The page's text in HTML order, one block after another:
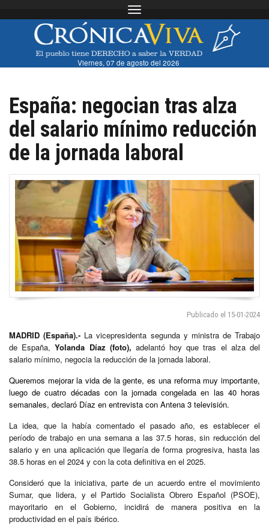
Toggle navigation
Viernes, 07 de agosto del 2026
España: negocian tras alza
del salario mínimo reducción
de la jornada laboral
Publicado el 15-01-2024
MADRID (España).- La vicepresidenta segunda y ministra de Trabajo
de España,Yolanda Díaz (foto), adelantó hoy que tras el alza del
salario mínimo, negocia la reducción de la jornada laboral.
Queremos mejorar la vida de la gente, es una reforma muy importante,
luego de cuatro décadas con la jornada congelada en las 40 horas
semanales, declaró Díaz en entrevista con Antena 3 televisión.
La idea, que la había comentado el pasado año, es establecer el
período de trabajo en una semana a las 37.5 horas, sin reducción del
salario y en una aplicación que llegaría de forma progresiva, hasta las
38.5 horas en el 2024 y con la cota definitiva en el 2025.
Consideró que la iniciativa, parte de un acuerdo entre el movimiento
Sumar, que lidera, y el Partido Socialista Obrero Español (PSOE),
mayoritario en el Gobierno, incidirá de manera positiva en la
productividad en el país ibérico.